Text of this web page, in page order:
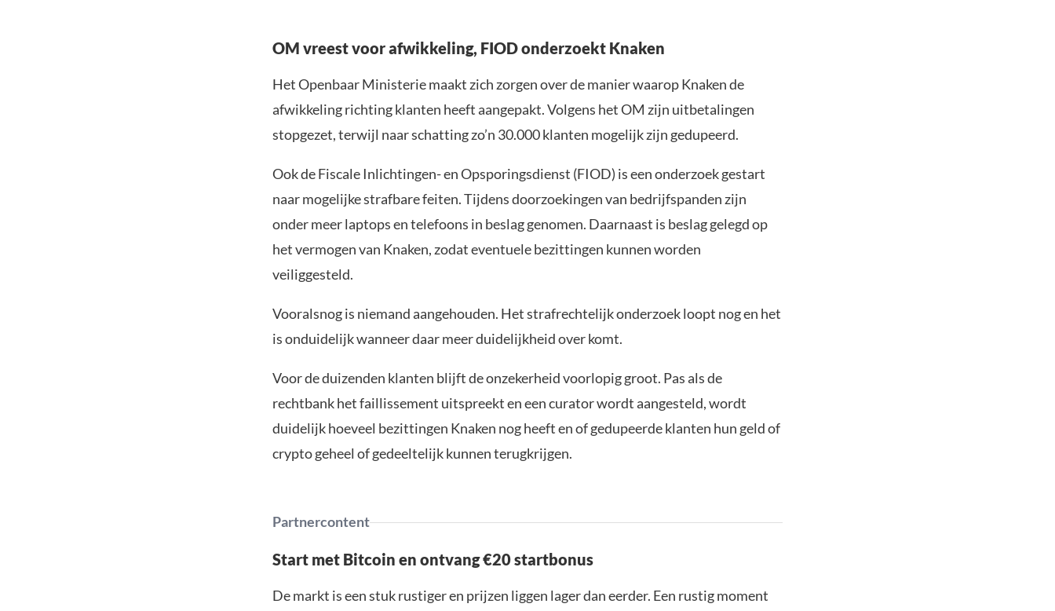
OM vreest voor afwikkeling, FIOD onderzoekt Knaken
Het Openbaar Ministerie maakt zich zorgen over de manier waarop Knaken de
afwikkeling richting klanten heeft aangepakt. Volgens het OM zijn uitbetalingen
stopgezet, terwijl naar schatting zo’n 30.000 klanten mogelijk zijn gedupeerd.
Ook de Fiscale Inlichtingen- en Opsporingsdienst (FIOD) is een onderzoek gestart
naar mogelijke strafbare feiten. Tijdens doorzoekingen van bedrijfspanden zijn
onder meer laptops en telefoons in beslag genomen. Daarnaast is beslag gelegd op
het vermogen van Knaken, zodat eventuele bezittingen kunnen worden
veiliggesteld.
Vooralsnog is niemand aangehouden. Het strafrechtelijk onderzoek loopt nog en het
is onduidelijk wanneer daar meer duidelijkheid over komt.
Voor de duizenden klanten blijft de onzekerheid voorlopig groot. Pas als de
rechtbank het faillissement uitspreekt en een curator wordt aangesteld, wordt
duidelijk hoeveel bezittingen Knaken nog heeft en of gedupeerde klanten hun geld of
crypto geheel of gedeeltelijk kunnen terugkrijgen.
Partnercontent
Start met Bitcoin en ontvang €20 startbonus
De markt is een stuk rustiger en prijzen liggen lager dan eerder. Een rustig moment